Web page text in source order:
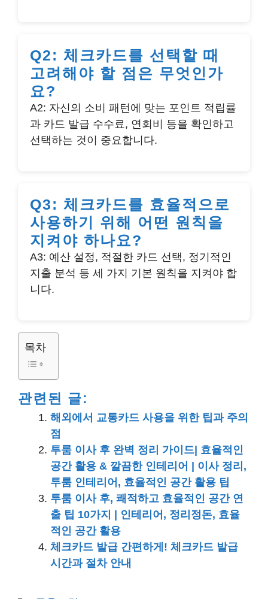
Q2: 체크카드를 선택할 때
고려해야 할 점은 무엇인가
요?
A2: 자신의 소비 패턴에 맞는 포인트 적립률
과 카드 발급 수수료, 연회비 등을 확인하고
선택하는 것이 중요합니다.
Q3: 체크카드를 효율적으로
사용하기 위해 어떤 원칙을
지켜야 하나요?
A3: 예산 설정, 적절한 카드 선택, 정기적인
지출 분석 등 세 가지 기본 원칙을 지켜야 합
니다.
목차
관련된 글:
해외에서 교통카드 사용을 위한 팁과 주의
점
투룸 이사 후 완벽 정리 가이드| 효율적인
공간 활용 & 깔끔한 인테리어 | 이사 정리,
투룸 인테리어, 효율적인 공간 활용 팁
투룸 이사 후, 쾌적하고 효율적인 공간 연
출 팁 10가지 | 인테리어, 정리정돈, 효율
적인 공간 활용
체크카드 발급 간편하게! 체크카드 발급
시간과 절차 안내